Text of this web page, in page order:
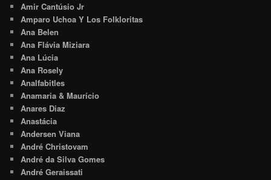
Amir Cantúsio Jr
Amparo Uchoa Y Los Folkloritas
Ana Belen
Ana Flávia Miziara
Ana Lúcia
Ana Rosely
Analfabitles
Anamaria & Maurício
Anares Diaz
Anastácia
Andersen Viana
André Christovam
André da Silva Gomes
André Geraissati